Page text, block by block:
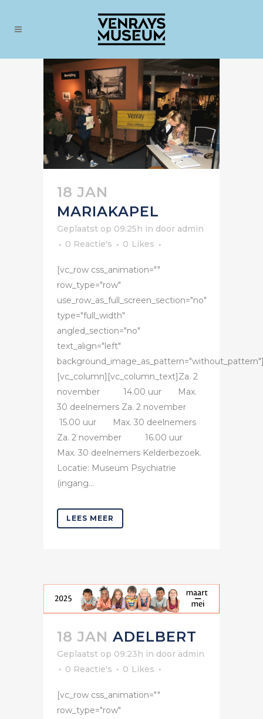
18 JAN
MARIAKAPEL
Geplaatst op 09:25h in door admin
0 Reactie's
0 Likes
[vc_row css_animation=""
row_type="row"
use_row_as_full_screen_section="no"
type="full_width"
angled_section="no"
text_align="left"
[vc_column][vc_column_text]Za. 2
november 14.00 uur Max.
30 deelnemers Za. 2 november
15.00 uur Max. 30 deelnemers
Za. 2 november 16.00 uur
Max. 30 deelnemers Kelderbezoek.
Locatie: Museum Psychiatrie
(ingang...
LEES MEER
18 JAN ADELBERT
Geplaatst op 09:23h in door admin
0 Reactie's
0 Likes
[vc_row css_animation=""
row_type="row"